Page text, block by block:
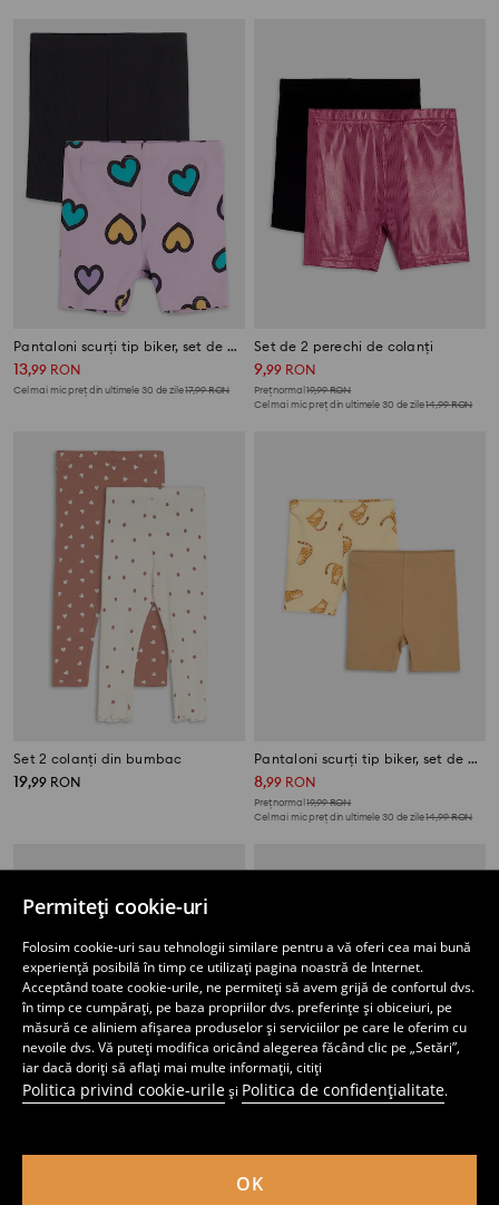
Permiteți cookie-uri
Folosim cookie-uri sau tehnologii similare pentru a vă oferi cea mai bună
experiență posibilă în timp ce utilizați pagina noastră de Internet.
Acceptând toate cookie-urile, ne permiteți să avem grijă de confortul dvs.
în timp ce cumpărați, pe baza propriilor dvs. preferințe și obiceiuri, pe
măsură ce aliniem afișarea produselor și serviciilor pe care le oferim cu
nevoile dvs. Vă puteți modifica oricând alegerea făcând clic pe „Setări”,
iar dacă doriți să aflați mai multe informații, citiți
Politica privind cookie-urileși Politica de confidențialitate.
OK
Pantaloni scurți tip biker, set de 2 bucăți
13,99 RON
Cel mai mic preț din ultimele 30 de zile17,99RON
Set de 2 perechi de colanți
9,99 RON
Preț normal19,99RON
Cel mai mic preț din ultimele 30 de zile14,99RON
Set 2 colanți din bumbac
19,99 RON
Pantaloni scurți tip biker, set de 2 bucăți
8,99 RON
Preț normal19,99RON
Cel mai mic preț din ultimele 30 de zile14,99RON
19